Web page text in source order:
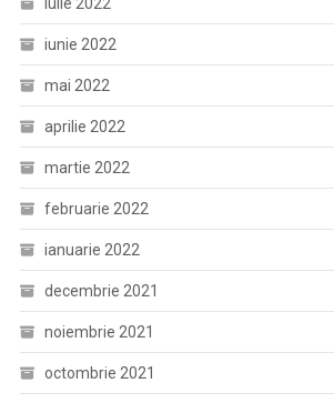
iunie 2022
mai 2022
aprilie 2022
martie 2022
februarie 2022
ianuarie 2022
decembrie 2021
noiembrie 2021
octombrie 2021